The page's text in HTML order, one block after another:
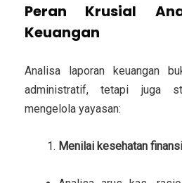
Peran Krusial
Keuangan
Analisa laporan keuangan
administratif, tetapi juga
mengelola yayasan:
Menilai kesehatan